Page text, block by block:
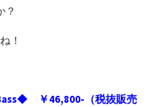
？
！
￥46,800-（税抜販売